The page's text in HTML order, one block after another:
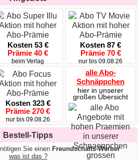
Kosten 53 €
Prämie 40 €
beim Verlag
Kosten 87 €
Prämie 70 €
nur bis 09.08.26
Kosten 323 €
Prämie 270 €
nur bis 09.08.26
alle Abo-
Schnäppchen
hier in unserer
großen Übersicht
Bestell-Tipps
Sie einen Freundschafts-Werber
was ist das ?